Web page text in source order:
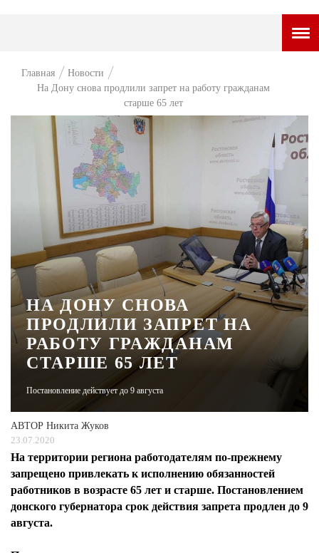
НОВОСТИ
ПРЕМЬЕРА
СТИЛЬ ЖИЗНИ
ХАЙП
ЧЕЛОВЕК ОСОБЕННЫЙ
КУЛЬТ ЕДЫ
АФИША
ЖУРНАЛ
Главная
Новости
На Дону снова продлили запрет на работу гражданам
старше 65 лет
НА ДОНУ СНОВА
ПРОДЛИЛИ ЗАПРЕТ НА
РАБОТУ ГРАЖДАНАМ
СТАРШЕ 65 ЛЕТ
Постановление действует до 9 августа
АВТОР Никита Жуков
23.07.2020
На территории региона работодателям по-прежнему
запрещено привлекать к исполнению обязанностей
работников в возрасте 65 лет и старше. Постановлением
донского губернатора срок действия запрета продлен до 9
августа.